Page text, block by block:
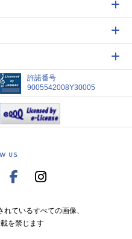
許諾番号
9005542008Y30005
US
ているすべての画像、
を禁じます